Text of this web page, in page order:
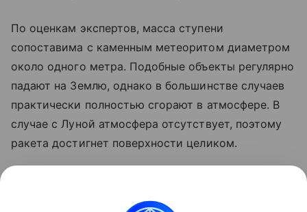
По оценкам экспертов, масса ступени
сопоставима с каменным метеоритом диаметром
около одного метра. Подобные объекты регулярно
падают на Землю, однако в большинстве случаев
практически полностью сгорают в атмосфере. В
случае с Луной атмосфера отсутствует, поэтому
ракета достигнет поверхности целиком.
об атмосфере древней Земли.